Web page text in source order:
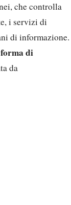
che controlla
i servizi di
di informazione.
di
da